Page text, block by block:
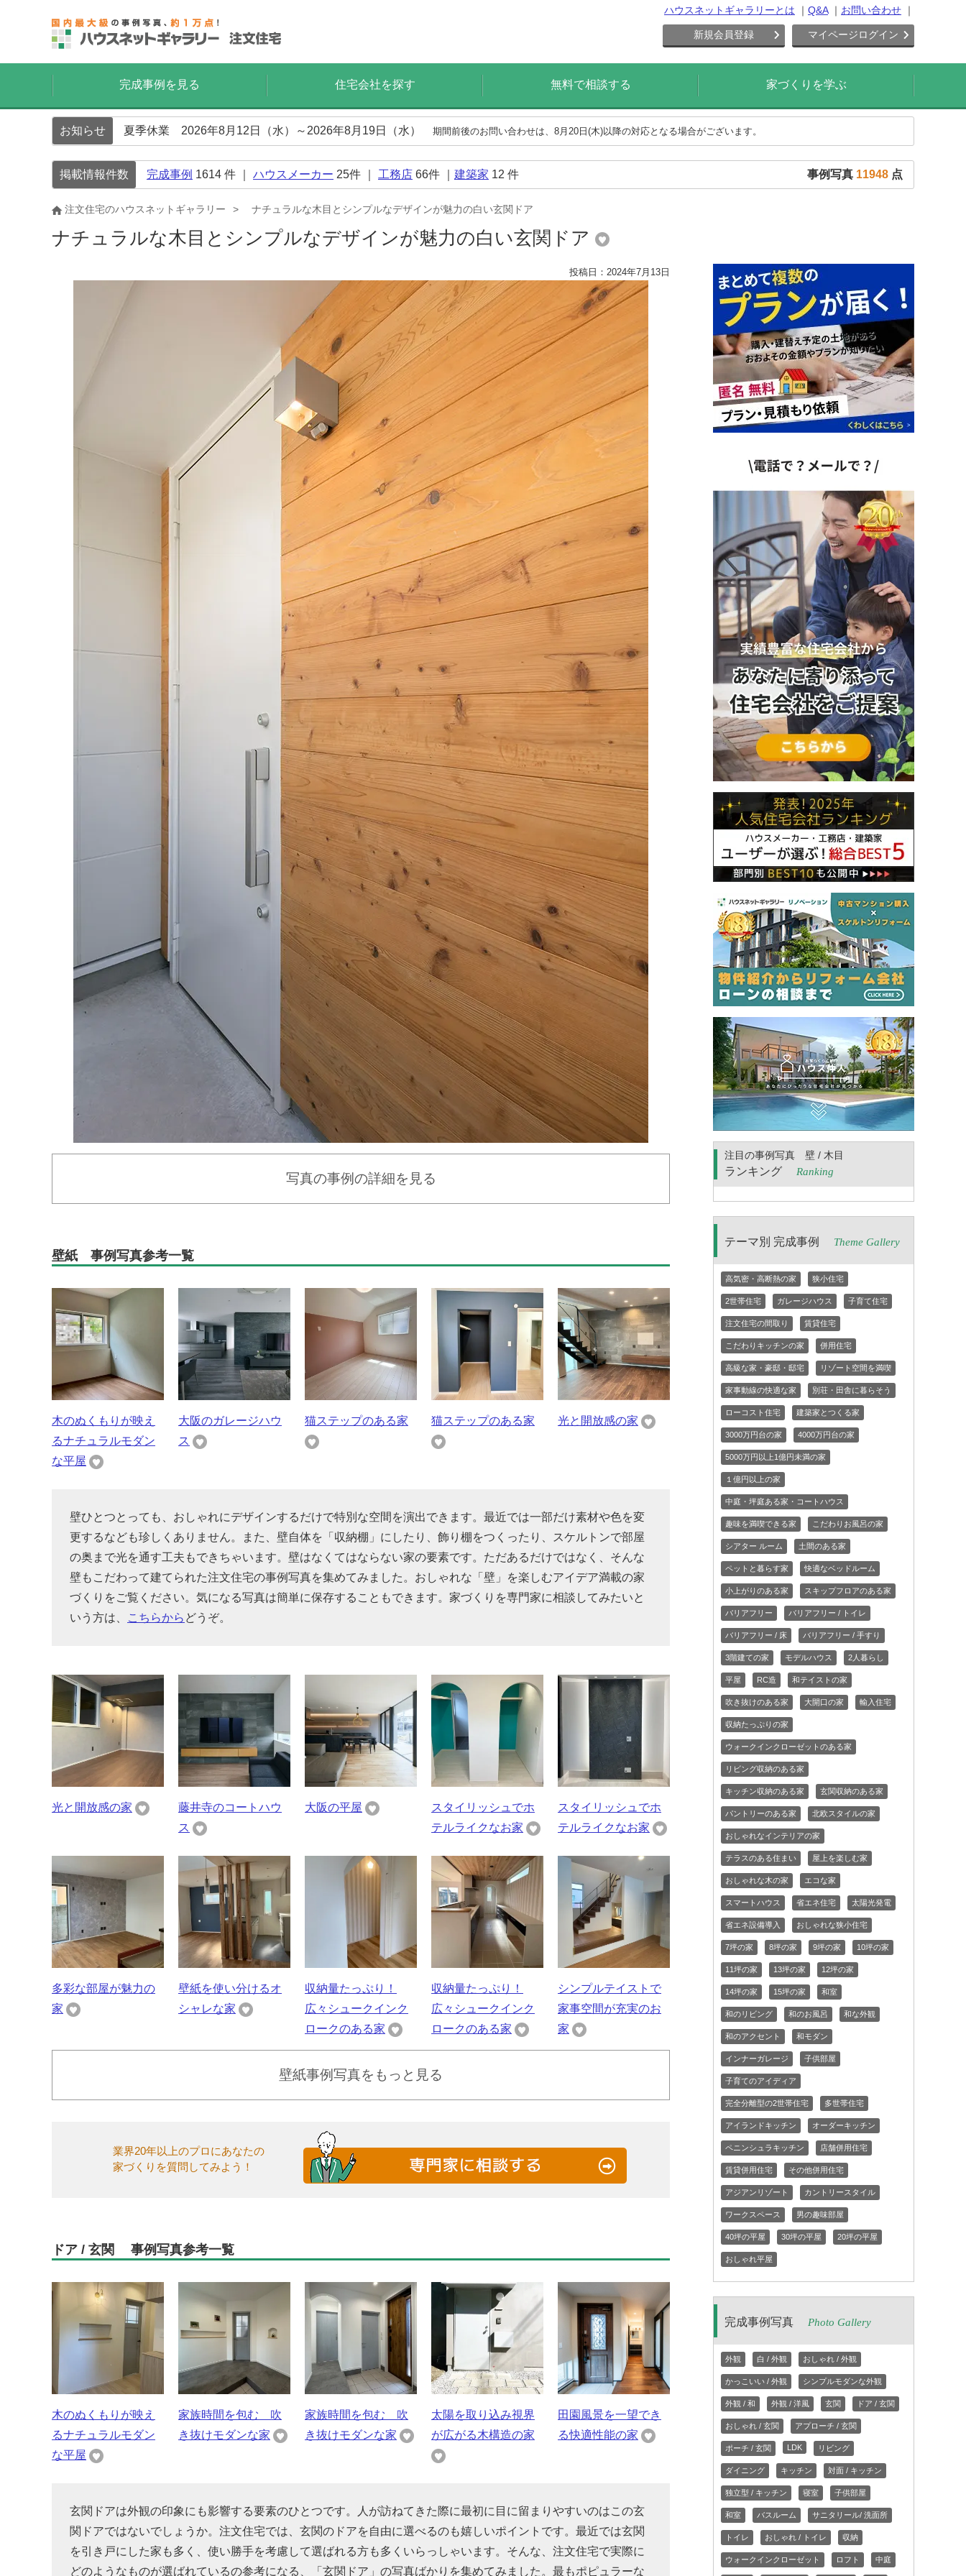
ハウスネットギャラリーとは Q&A お問い合わせ
新規会員登録 マイページログイン
完成事例を見る 住宅会社を探す 無料で相談する 家づくりを学ぶ
お知らせ 夏季休業 2026年8月12日（水）～2026年8月19日（水） 期間前後のお問い合わせは、8月20日(木)以降の対応となる場合がございます。
掲載情報件数 完成事例 1614 件 ｜ ハウスメーカー 25件 ｜ 工務店 66件 ｜ 建築家 12 件 事例写真 11948 点
注文住宅のハウスネットギャラリー ナチュラルな木目とシンプルなデザインが魅力の白い玄関ドア
ナチュラルな木目とシンプルなデザインが魅力の白い玄関ドア
投稿日：2024年7月13日
写真の事例の詳細を見る
壁紙 事例写真参考一覧
木のぬくもりが映え
るナチュラルモダン
な平屋
大阪のガレージハウ
ス
猫ステップのある家 猫ステップのある家 光と開放感の家
壁ひとつとっても、おしゃれにデザインするだけで特別な空間を演出できます。最近では一部だけ素材や色を変
更するなども珍しくありません。また、壁自体を「収納棚」にしたり、飾り棚をつくったり、スケルトンで部屋
の奥まで光を通す工夫もできちゃいます。壁はなくてはならない家の要素です。ただあるだけではなく、そんな
壁もこだわって建てられた注文住宅の事例写真を集めてみました。おしゃれな「壁」を楽しむアイデア満載の家
づくりをご覧ください。気になる写真は簡単に保存することもできます。家づくりを専門家に相談してみたいと
いう方は、
こちらから どうぞ。
光と開放感の家
藤井寺のコートハウ
ス
大阪の平屋
スタイリッシュでホ
テルライクなお家
スタイリッシュでホ
テルライクなお家
多彩な部屋が魅力の
家
壁紙を使い分けるオ
シャレな家
収納量たっぷり！
広々シュークインク
ロークのある家
収納量たっぷり！
広々シュークインク
ロークのある家
シンプルテイストで
家事空間が充実のお
家
壁紙事例写真をもっと見る
業界20年以上のプロにあなたの
家づくりを質問してみよう！
ドア / 玄関 事例写真参考一覧
木のぬくもりが映え
るナチュラルモダン
な平屋
家族時間を包む 吹
き抜けモダンな家
家族時間を包む 吹
き抜けモダンな家
太陽を取り込み視界
が広がる木構造の家
田園風景を一望でき
る快適性能の家
玄関ドアは外観の印象にも影響する要素のひとつです。人が訪ねてきた際に最初に目に留まりやすいのはこの玄
関ドアではないでしょうか。注文住宅では、玄関のドアを自由に選べるのも嬉しいポイントです。最近では玄関
を引き戸にした家も多く、使い勝手を考慮して選ばれる方も多くいらっしゃいます。そんな、注文住宅で実際に
どのようなものが選ばれているの参考になる、「玄関ドア」の写真ばかりを集めてみました。最もポピュラーな
注目の事例写真 壁 / 木目
ランキング Ranking
テーマ別 完成事例 Theme Gallery
高気密・高断熱の家 狭小住宅
2世帯住宅 ガレージハウス 子育て住宅
注文住宅の間取り 賃貸住宅
こだわりキッチンの家 併用住宅
高級な家・豪邸・邸宅 リゾート空間を満喫
家事動線の快適な家 別荘・田舎に暮らそう
ローコスト住宅 建築家とつくる家
3000万円台の家 4000万円台の家
5000万円以上1億円未満の家
１億円以上の家
中庭・坪庭ある家・コートハウス
趣味を満喫できる家 こだわりお風呂の家
シアター ルーム 土間のある家
ペットと暮らす家 快適なベッドルーム
小上がりのある家 スキップフロアのある家
バリアフリー バリアフリー / トイレ
バリアフリー / 床 バリアフリー / 手すり
3階建ての家 モデルハウス 2人暮らし
平屋 RC造 和テイストの家
吹き抜けのある家 大開口の家 輸入住宅
収納たっぷりの家
ウォークインクローゼットのある家
リビング収納のある家
キッチン収納のある家 玄関収納のある家
パントリーのある家 北欧スタイルの家
おしゃれなインテリアの家
テラスのある住まい 屋上を楽しむ家
おしゃれな木の家 エコな家
スマートハウス 省エネ住宅 太陽光発電
省エネ設備導入 おしゃれな狭小住宅
7坪の家 8坪の家 9坪の家 10坪の家
11坪の家 13坪の家 12坪の家
14坪の家 15坪の家 和室
和のリビング 和のお風呂 和な外観
和のアクセント 和モダン
インナーガレージ 子供部屋
子育てのアイディア
完全分離型の2世帯住宅 多世帯住宅
アイランドキッチン オーダーキッチン
ペニンシュラキッチン 店舗併用住宅
賃貸併用住宅 その他併用住宅
アジアンリゾート カントリースタイル
ワークスペース 男の趣味部屋
40坪の平屋 30坪の平屋 20坪の平屋
おしゃれ平屋
完成事例写真 Photo Gallery
外観 白 / 外観 おしゃれ / 外観
かっこいい / 外観 シンプルモダンな外観
外観 / 和 外観 / 洋風 玄関 ドア / 玄関
おしゃれ / 玄関 アプローチ / 玄関
ポーチ / 玄関 LDK リビング
ダイニング キッチン 対面 / キッチン
独立型 / キッチン 寝室 子供部屋
和室 バスルーム サニタリール/ 洗面所
トイレ おしゃれ / トイレ 収納
ウォークインクローゼット ロフト 中庭